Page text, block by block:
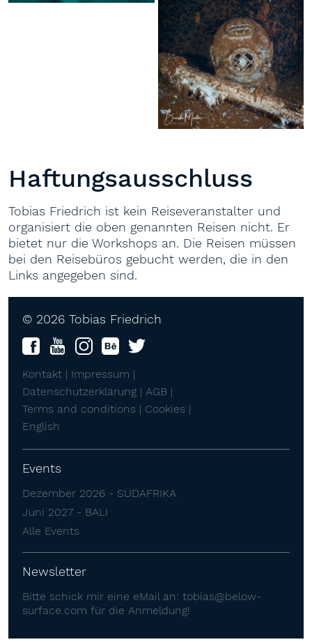
Haftungsausschluss
Tobias Friedrich ist kein Reiseveranstalter und
organisiert die oben genannten Reisen nicht. Er
bietet nur die Workshops an. Die Reisen müssen
bei den Reisebüros gebucht werden, die in den
Links angegeben sind.
© 2026 Tobias Friedrich
Kontakt | Impressum |
Datenschutzerklärung | AGB |
Terms and conditions | Cookies |
English
Events
Dezember 2026 - SÜDAFRIKA
Juni 2027 - BALI
Alle Events
Newsletter
Bitte schick mir eine eMail an: tobias@below-
surface.com für die Anmeldung!